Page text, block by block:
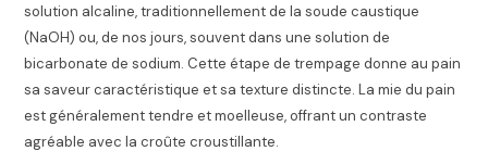
solution alcaline, traditionnellement de la soude caustique
(NaOH) ou, de nos jours, souvent dans une solution de
bicarbonate de sodium. Cette étape de trempage donne au pain
sa saveur caractéristique et sa texture distincte. La mie du pain
est généralement tendre et moelleuse, offrant un contraste
agréable avec la croûte croustillante.